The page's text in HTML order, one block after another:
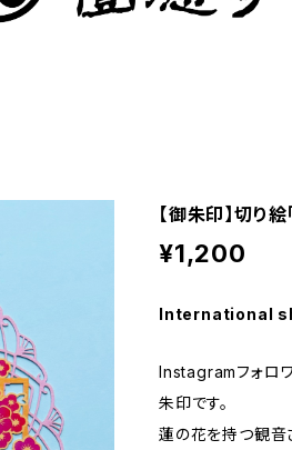
【御朱印】切
¥1,200
International
Instagramフォロ
朱印です。
蓮の花を持つ観音